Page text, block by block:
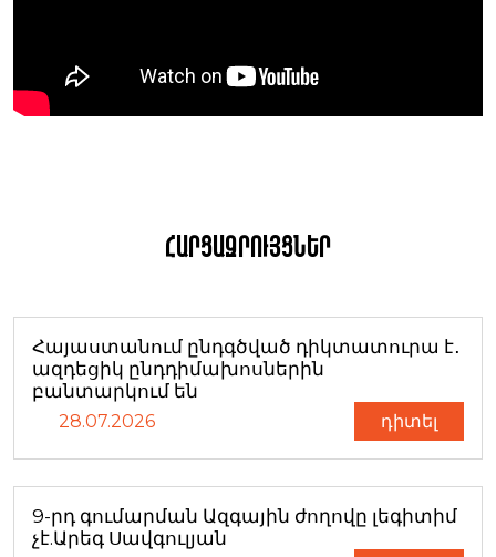
Հարցազրույցներ
Հայաստանում ընդգծված դիկտատուրա է․
ազդեցիկ ընդդիմախոսներին
բանտարկում են
28.07.2026 դիտել
9-րդ գումարման Ազգային ժողովը լեգիտիմ
չէ.Արեգ Սավգուլյան